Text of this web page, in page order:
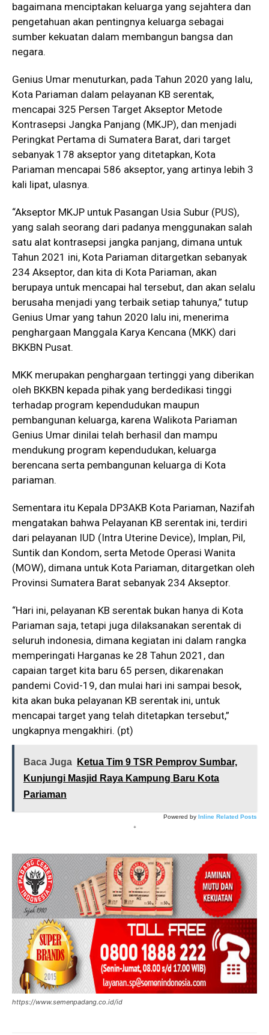
bagaimana menciptakan keluarga yang sejahtera dan
pengetahuan akan pentingnya keluarga sebagai
sumber kekuatan dalam membangun bangsa dan
negara.
Genius Umar menuturkan, pada Tahun 2020 yang lalu,
Kota Pariaman dalam pelayanan KB serentak,
mencapai 325 Persen Target Akseptor Metode
Kontrasepsi Jangka Panjang (MKJP), dan menjadi
Peringkat Pertama di Sumatera Barat, dari target
sebanyak 178 akseptor yang ditetapkan, Kota
Pariaman mencapai 586 akseptor, yang artinya lebih 3
kali lipat, ulasnya.
“Akseptor MKJP untuk Pasangan Usia Subur (PUS),
yang salah seorang dari padanya menggunakan salah
satu alat kontrasepsi jangka panjang, dimana untuk
Tahun 2021 ini, Kota Pariaman ditargetkan sebanyak
234 Akseptor, dan kita di Kota Pariaman, akan
berupaya untuk mencapai hal tersebut, dan akan selalu
berusaha menjadi yang terbaik setiap tahunya,” tutup
Genius Umar yang tahun 2020 lalu ini, menerima
penghargaan Manggala Karya Kencana (MKK) dari
BKKBN Pusat.
MKK merupakan penghargaan tertinggi yang diberikan
oleh BKKBN kepada pihak yang berdedikasi tinggi
terhadap program kependudukan maupun
pembangunan keluarga, karena Walikota Pariaman
Genius Umar dinilai telah berhasil dan mampu
mendukung program kependudukan, keluarga
berencana serta pembangunan keluarga di Kota
pariaman.
Sementara itu Kepala DP3AKB Kota Pariaman, Nazifah
mengatakan bahwa Pelayanan KB serentak ini, terdiri
dari pelayanan IUD (Intra Uterine Device), Implan, Pil,
Suntik dan Kondom, serta Metode Operasi Wanita
(MOW), dimana untuk Kota Pariaman, ditargetkan oleh
Provinsi Sumatera Barat sebanyak 234 Akseptor.
“Hari ini, pelayanan KB serentak bukan hanya di Kota
Pariaman saja, tetapi juga dilaksanakan serentak di
seluruh indonesia, dimana kegiatan ini dalam rangka
memperingati Harganas ke 28 Tahun 2021, dan
capaian target kita baru 65 persen, dikarenakan
pandemi Covid-19, dan mulai hari ini sampai besok,
kita akan buka pelayanan KB serentak ini, untuk
mencapai target yang telah ditetapkan tersebut,”
ungkapnya mengakhiri. (pt)
Baca Juga
Ketua Tim 9 TSR Pemprov Sumbar,
Kunjungi Masjid Raya Kampung Baru Kota
Pariaman
Powered by Inline Related Posts
*
https://www.semenpadang.co.id/id